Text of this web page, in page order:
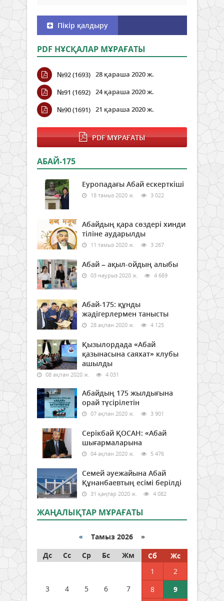
Пікір қалдыру
PDF НҰСҚАЛАР МҰРАҒАТЫ
№92 (1693) 28 қараша 2020 ж.
№91 (1692) 24 қараша 2020 ж.
№90 (1691) 21 қараша 2020 ж.
PDF МҰРАҒАТЫ
АБАЙ-175
Еуропадағы Абай ескерткіші
18 тамыз 2020 ж. 3 022
Абайдың қара сөздері хинди
тіліне аударылды
11 тамыз 2020 ж. 3 267
Абай – ақыл-ойдың алыбы
03 наурыз 2020 ж. 4 669
Абай-175: құнды
жәдігерлермен танысты
28 ақпан 2020 ж. 4 125
Қызылордада «Абай
қазынасына саяхат» клубы
ашылды
08 ақпан 2020 ж. 4 031
Абайдың 175 жылдығына
орай түсірілетін
07 ақпан 2020 ж. 3 901
Серікбай ҚОСАН: «Абай
шығармаларына
04 ақпан 2020 ж. 5 476
Семей әуежайына Абай
Құнанбаевтың есімі берілді
31 қаңтар 2020 ж. 4 082
ЖАҢАЛЫҚТАР МҰРАҒАТЫ
« Тамыз 2026 »
Дс
Сс Ср Бс Жм Сб
Жс
1
2
3
4 5 6 7 8
9